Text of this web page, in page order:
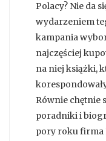
Polacy? Nie da
wydarzeniem
kampania
najczęściej
na niej książki,
Równie chętnie
poradniki i
pory roku firma